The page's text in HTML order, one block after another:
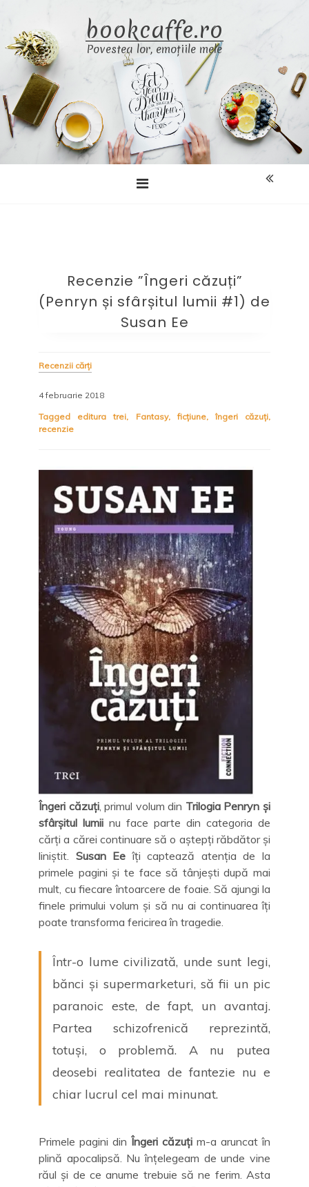
content
bookcaffe.ro
Povestea lor, emoțiile mele
Recenzie ”Îngeri căzuți”
(Penryn și sfârșitul lumii #1) de
Susan Ee
Recenzii cărți
4 februarie 2018
Tagged editura trei, Fantasy,ficțiune,îngeri căzuți,
recenzie
Îngeri căzuți, primul volum din Trilogia Penryn și
sfârșitul lumii nu face parte din categoria de
cărți a cărei continuare să o aștepți răbdător și
liniștit. Susan Ee îți captează atenția de la
primele pagini și te face să tânjești după mai
mult, cu fiecare întoarcere de foaie. Să ajungi la
finele primului volum și să nu ai continuarea îți
poate transforma fericirea în tragedie.
Într-o lume civilizată, unde sunt legi,
bănci și supermarketuri, să fii un pic
paranoic este, de fapt, un avantaj.
Partea schizofrenică reprezintă,
totuși, o problemă. A nu putea
deosebi realitatea de fantezie nu e
chiar lucrul cel mai minunat.
Primele pagini din Îngeri căzuți m-a aruncat în
plină apocalipsă. Nu înțelegeam de unde vine
răul și de ce anume trebuie să ne ferim. Asta